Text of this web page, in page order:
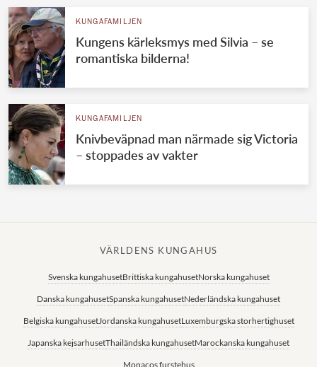
KUNGAFAMILJEN
Kungens kärleksmys med Silvia – se
romantiska bilderna!
KUNGAFAMILJEN
Knivbeväpnad man närmade sig Victoria
– stoppades av vakter
VÄRLDENS KUNGAHUS
Svenska kungahusetBrittiska kungahusetNorska kungahuset
Danska kungahusetSpanska kungahusetNederländska kungahuset
Belgiska kungahusetJordanska kungahusetLuxemburgska storhertighuset
Japanska kejsarhusetThailändska kungahusetMarockanska kungahuset
Monacos furstehus